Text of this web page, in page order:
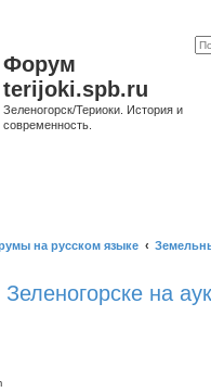
Форум
terijoki.spb.ru
Зеленогорск/Териоки. История и
современность.
на русском языке
на